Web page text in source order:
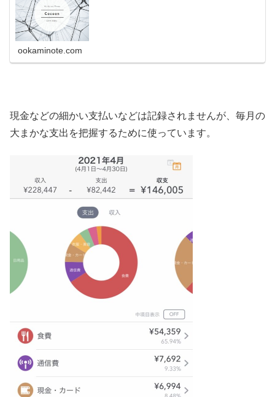
ookaminote.com
現金などの細かい支払いなどは記録されませんが、毎月の
大まかな支出を把握するために使っています。